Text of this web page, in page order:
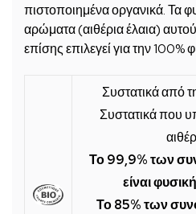
πιστοποιημένα οργανικά. Τα
αρώματα (αιθέρια έλαια)
επίσης επιλεγεί για την
Συστατικά από
Συστατικά που
Το 99,9% των
είναι
Το 85% των